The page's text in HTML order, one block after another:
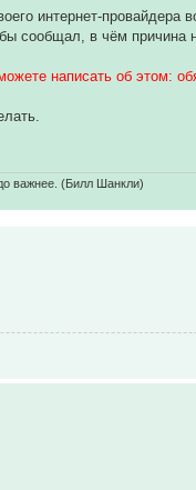
интернет-провайдера
сообщал, в чём причина
написать об этом:
важнее. (Билл Шанкли)